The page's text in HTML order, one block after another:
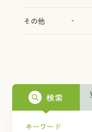
検索
キーワード
その他 -